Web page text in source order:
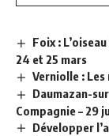
Foix :
24 et 25 mars
Verniolle : Les
Daumazan-
Compagnie – 29
Développer